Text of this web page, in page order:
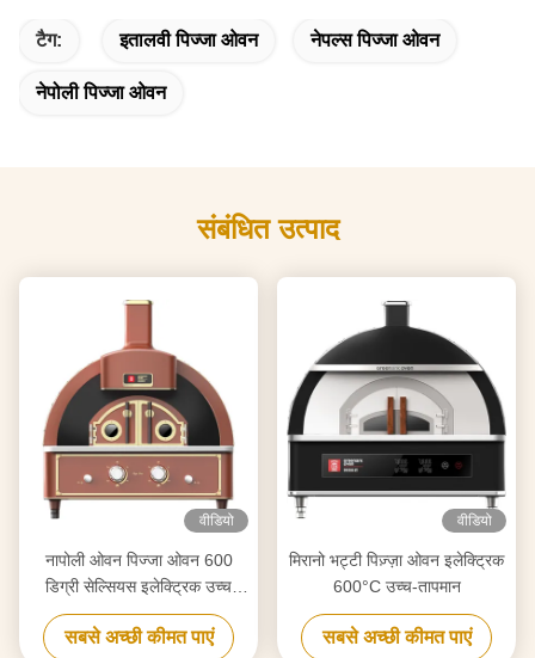
टैग: इतालवी पिज्जा ओवन नेपल्स पिज्जा ओवन
नेपोली पिज्जा ओवन
संबंधित उत्पाद
वीडियो
नापोली ओवन पिज्जा ओवन 600
डिग्री सेल्सियस इलेक्ट्रिक उच्च
तापमान
सबसे अच्छी कीमत पाएं
वीडियो
मिरानो भट्टी पिज़्ज़ा ओवन इलेक्ट्रिक
600°C उच्च-तापमान
सबसे अच्छी कीमत पाएं